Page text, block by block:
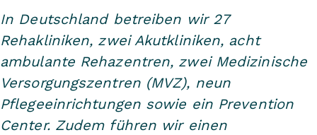
In Deutschland betreiben wir 27
Rehakliniken, zwei Akutkliniken, acht
ambulante Rehazentren, zwei Medizinische
Versorgungszentren (MVZ), neun
Pflegeeinrichtungen sowie ein Prevention
Center. Zudem führen wir einen